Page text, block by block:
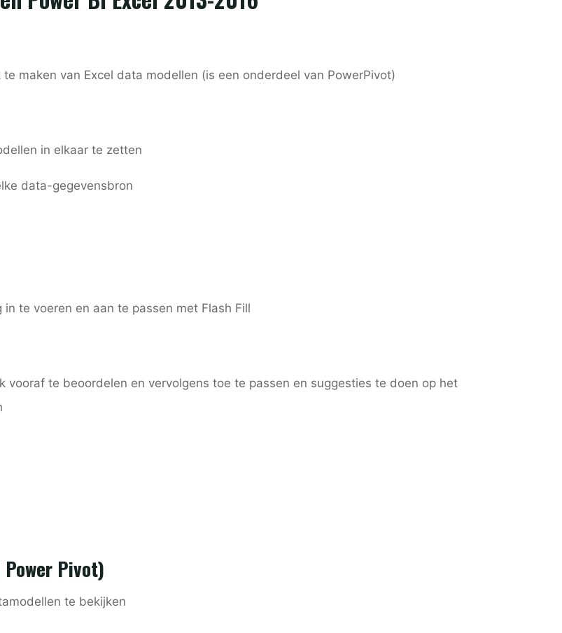
maken van Excel data modellen (is een onderdeel van PowerPivot)
in elkaar te zetten
data-gegevensbron
te voeren en aan te passen met Flash Fill
vooraf te beoordelen en vervolgens toe te passen en suggesties te doen op het
Pivot)
te bekijken